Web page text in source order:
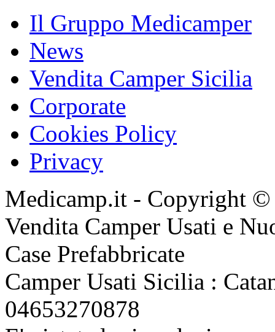
Il Gruppo Medicamper
News
Vendita Camper Sicilia
Corporate
Cookies Policy
Privacy
Medicamp.it - Copyright ©
Vendita Camper Usati e
Case Prefabbricate
Camper Usati Sicilia :
04653270878